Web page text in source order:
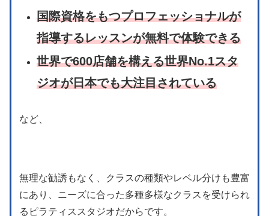
国際資格をもつプロフェッショナルが
指導するレッスンが無料で体験できる
世界で600店舗を構える世界No.1スタ
ジオが日本でも大注目されている
など、
無理な勧誘もなく、クラスの種類やレベル分けも豊富
にあり、ニーズに合った多種多様なクラスを受けられ
るピラティススタジオだからです。